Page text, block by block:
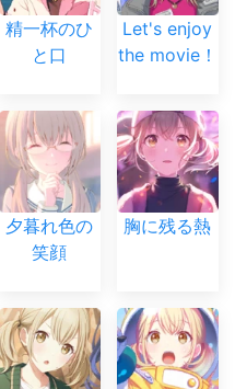
精一杯のひ
と口
Let's enjoy
the movie！
夕暮れ色の
笑顔
胸に残る熱